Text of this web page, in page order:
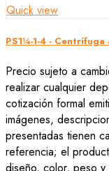
Quick view
PS1¼-1-4 - Centrífuga
Precio sujeto a
realizar cualquier
cotización formal
imágenes,
presentadas tienen
referencia; el